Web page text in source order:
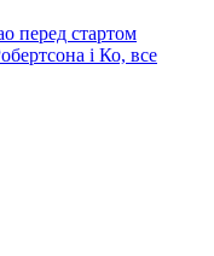
перед стартом
і Ко, все